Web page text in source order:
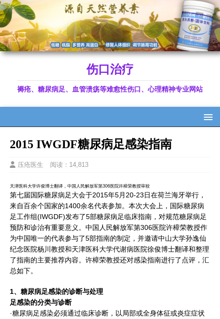
伤口治疗
褥疮、糖尿病足、血管溃疡等难愈性伤口、心理精神专业网站
2015 IWGDF糖尿病足感染指南
压疮医生 阅读：14,813
天津医科大学许俊博士翻译，中国人民解放军第306医院许樟荣教授审校
第七届国际糖尿病足大会于2015年5月20-23日在荷兰海牙举行，
来自百余个国家的1400余名代表参加。本次大会上，国际糖尿病
足工作组(IWGDF)发布了5部糖尿病足临床指南，对规范糖尿病足
预防和诊治有重要意义。中国人民解放军第306医院许樟荣教授作
为中国唯一的代表参与了5部指南的制定，并邀请中山大学孙逸仙
纪念医院杨川教授和天津医科大学代谢病医院徐俊博士翻译和整理
了指南的主要推荐内容。许樟荣教授还对感染指南进行了点评，汇
总如下。
1、糖尿病足感染的诊断与处理
足感染的分类与诊断
·糖尿病足感染必须通过临床诊断，以局部或全身体征或炎症症状